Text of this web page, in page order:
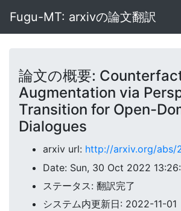
Fugu-MT: arxivの論文翻訳
論文の概要:
Augmentation via
Transition for Open-
Dialogues
arxiv url: http://arxiv.org/abs/
Date: Sun, 30 Oct 2022
ステータス: 翻訳完了
システム内更新日: 2022-11-01